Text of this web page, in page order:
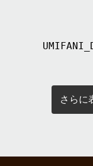
さらに